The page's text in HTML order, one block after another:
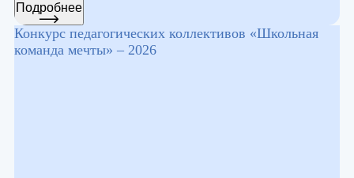
Подробнее
Конкурс педагогических коллективов «Школьная
команда мечты» – 2026